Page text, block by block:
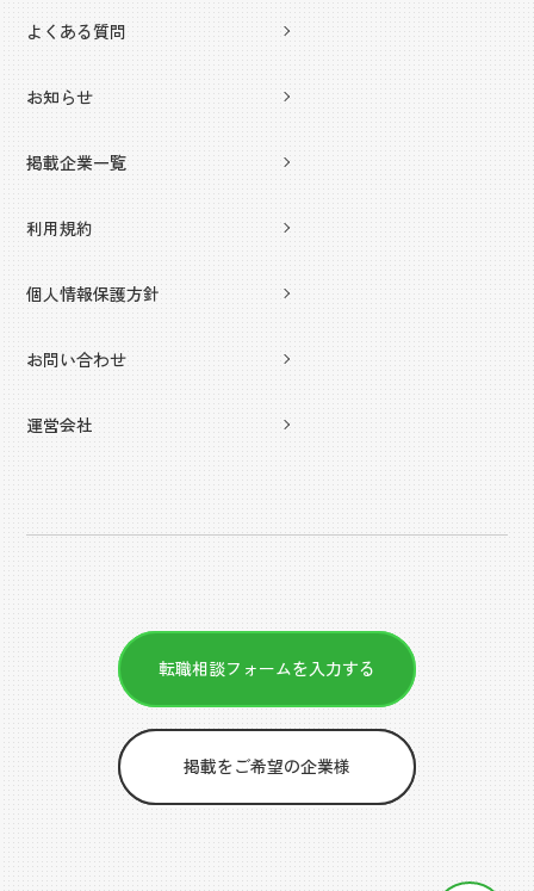
よくある質問
お知らせ
掲載企業一覧
利用規約
個人情報保護方針
お問い合わせ
運営会社
転職相談フォームを入力する
掲載をご希望の企業様